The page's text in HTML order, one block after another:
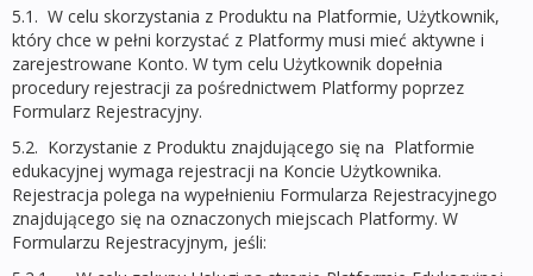
5.1. W celu skorzystania z Produktu na Platformie, Użytkownik,
który chce w pełni korzystać z Platformy musi mieć aktywne i
zarejestrowane Konto. W tym celu Użytkownik dopełnia
procedury rejestracji za pośrednictwem Platformy poprzez
Formularz Rejestracyjny.
5.2. Korzystanie z Produktu znajdującego się na Platformie
edukacyjnej wymaga rejestracji na Koncie Użytkownika.
Rejestracja polega na wypełnieniu Formularza Rejestracyjnego
znajdującego się na oznaczonych miejscach Platformy. W
Formularzu Rejestracyjnym, jeśli: